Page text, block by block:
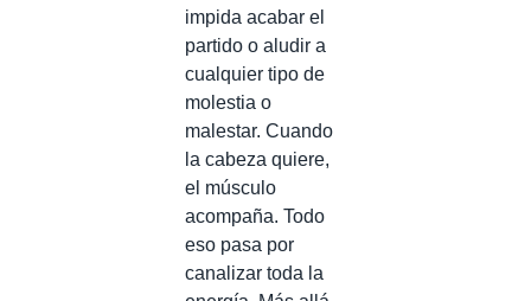
impida acabar el
partido o aludir a
cualquier tipo de
molestia o
malestar. Cuando
la cabeza quiere,
el músculo
acompaña. Todo
eso pasa por
canalizar toda la